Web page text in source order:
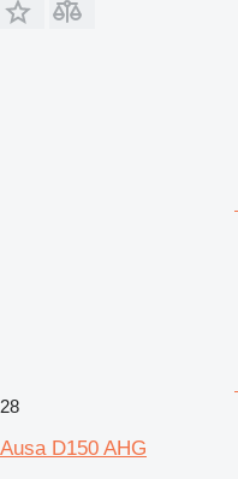
28
Ausa D150 AHG